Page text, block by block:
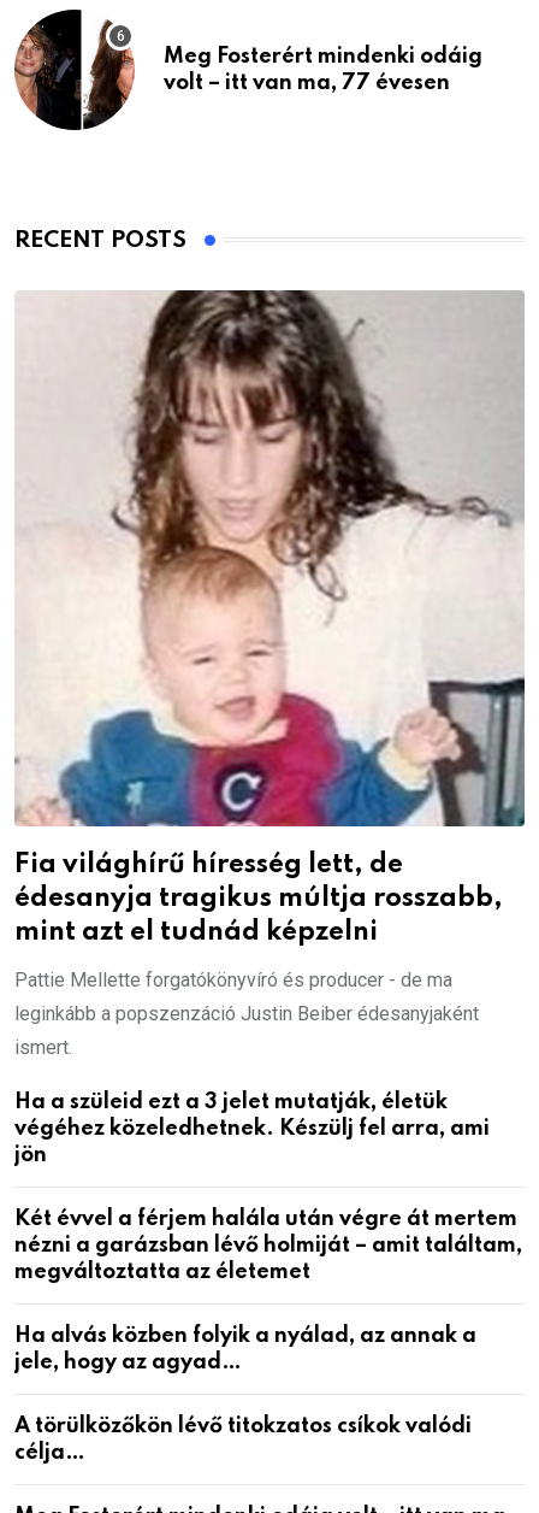
Meg Fosterért mindenki odáig
volt – itt van ma, 77 évesen
RECENT POSTS
Fia világhírű híresség lett, de
édesanyja tragikus múltja rosszabb,
mint azt el tudnád képzelni
Pattie Mellette forgatókönyvíró és producer - de ma
leginkább a popszenzáció Justin Beiber édesanyjaként
ismert.
Ha a szüleid ezt a 3 jelet mutatják, életük
végéhez közeledhetnek. Készülj fel arra, ami
jön
Két évvel a férjem halála után végre át mertem
nézni a garázsban lévő holmiját – amit találtam,
megváltoztatta az életemet
Ha alvás közben folyik a nyálad, az annak a
jele, hogy az agyad…
A törülközőkön lévő titokzatos csíkok valódi
célja…